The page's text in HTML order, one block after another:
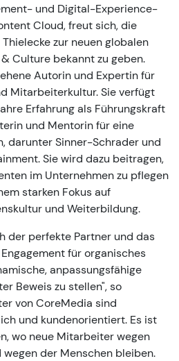
und Digital-Experience-
Cloud, freut sich, die
zur neuen globalen
Culture bekannt zu geben.
Autorin und Expertin für
Mitarbeiterkultur. Sie verfügt
Erfahrung als Führungskraft
und Mentorin für eine
darunter Sinner-Schrader und
Sie wird dazu beitragen,
im Unternehmen zu pflegen
starken Fokus auf
und Weiterbildung.
der perfekte Partner und das
für organisches
anpassungsfähige
Beweis zu stellen", so
von CoreMedia sind
und kundenorientiert. Es ist
wo neue Mitarbeiter wegen
der Menschen bleiben.